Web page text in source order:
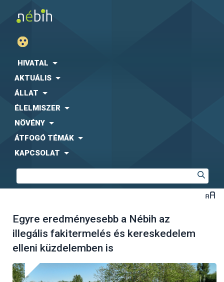
HIVATAL
AKTUÁLIS
ÁLLAT
ÉLELMISZER
NÖVÉNY
ÁTFOGÓ TÉMÁK
KAPCSOLAT
Egyre eredményesebb a Nébih az
illegális fakitermelés és kereskedelem
elleni küzdelemben is